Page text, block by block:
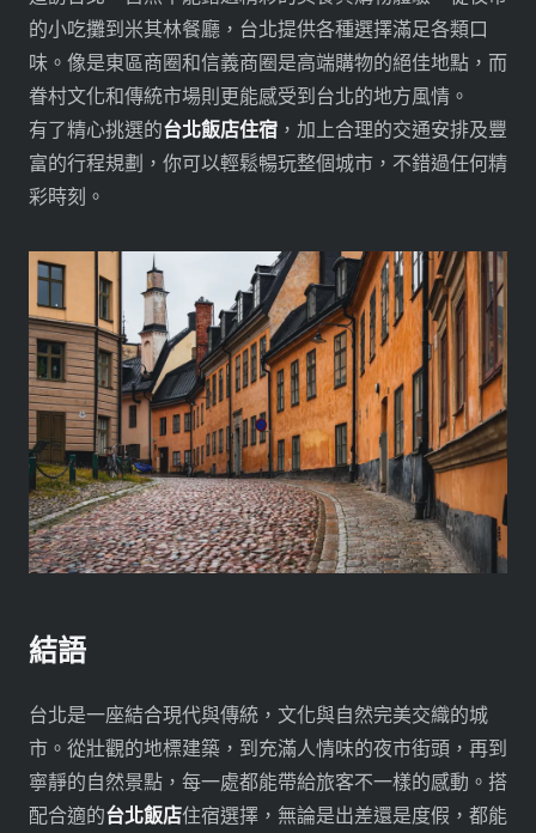
的小吃攤到米其林餐廳，台北提供各種選擇滿足各類口
味。像是東區商圈和信義商圈是高端購物的絕佳地點，而
眷村文化和傳統市場則更能感受到台北的地方風情。
有了精心挑選的台北飯店住宿 ，加上合理的交通安排及豐
富的行程規劃，你可以輕鬆暢玩整個城市，不錯過任何精
彩時刻。
結語
台北是一座結合現代與傳統，文化與自然完美交織的城
市。從壯觀的地標建築，到充滿人情味的夜市街頭，再到
寧靜的自然景點，每一處都能帶給旅客不一樣的感動。搭
配合適的台北飯店住宿選擇，無論是出差還是度假，都能